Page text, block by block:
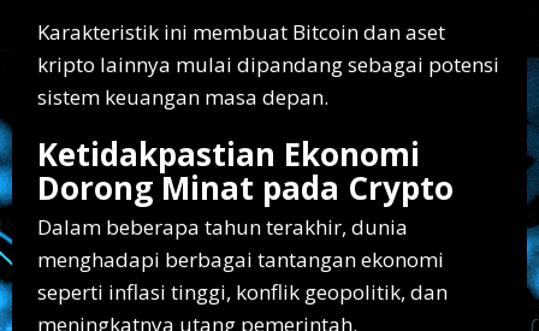
Karakteristik ini membuat Bitcoin dan aset
kripto lainnya mulai dipandang sebagai potensi
sistem keuangan masa depan.
Ketidakpastian Ekonomi
Dorong Minat pada Crypto
Dalam beberapa tahun terakhir, dunia
menghadapi berbagai tantangan ekonomi
seperti inflasi tinggi, konflik geopolitik, dan
meningkatnya utang pemerintah.